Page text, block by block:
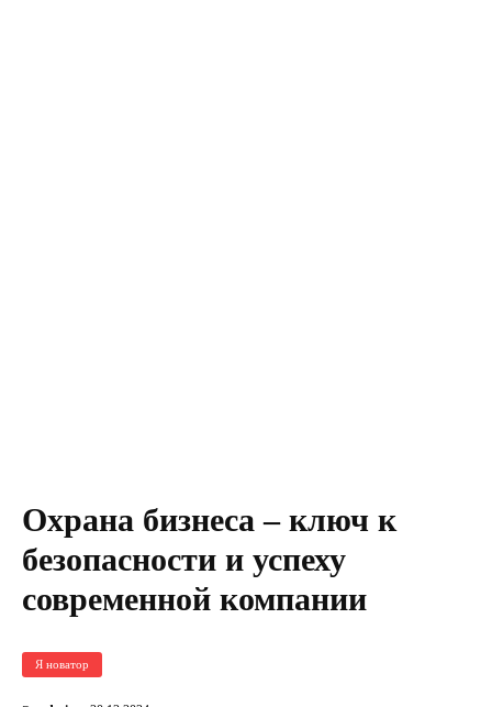
Охрана бизнеса – ключ к
безопасности и успеху
современной компании
Я новатор